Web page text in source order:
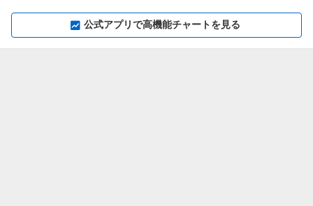
公式アプリで高機能チャートを見る